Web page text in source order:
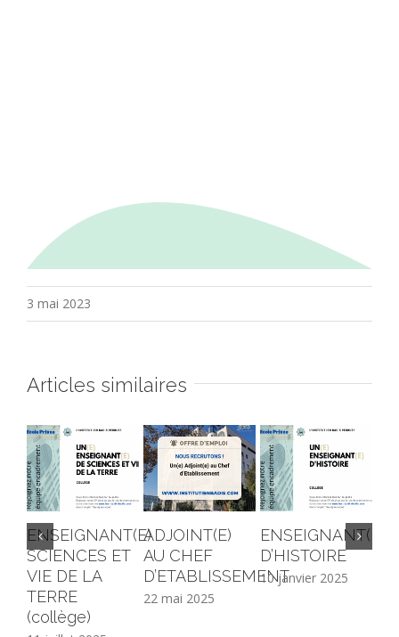
3 mai 2023
Articles similaires
ENSEIGNANT(E)
SCIENCES ET
VIE DE LA
TERRE
(collège)
ADJOINT(E)
AU CHEF
D’ETABLISSEMENT
22 mai 2025
ENSEIGNANT(E)
D’HISTOIRE
10 janvier 2025